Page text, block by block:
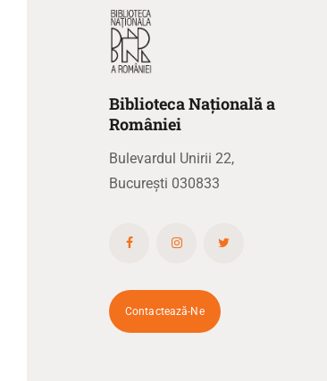
BibliotecaNaționalăa
României
Bulevardul Unirii 22,
București 030833
Contactează-Ne